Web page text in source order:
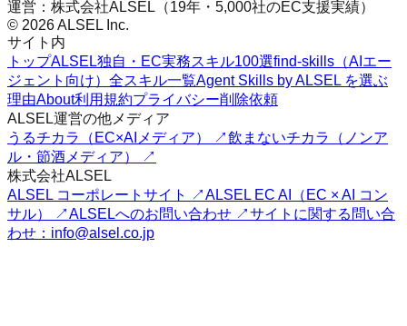
運営：株式会社ALSEL（19年・5,000社のEC支援実績）
© 2026 ALSEL Inc.
サイト内
トップALSEL独自・EC実務スキル100選find-skills（AIエー
ジェント向け） 全スキル一覧Agent Skills by ALSEL を選ぶ
理由About利用規約プライバシー削除依頼
ALSEL運営の他メディア
うるチカラ（EC×AIメディア） ↗飲まないチカラ（ノンア
ル・節酒メディア） ↗
株式会社ALSEL
ALSEL コーポレートサイト ↗ALSEL EC AI（EC × AI コン
サル） ↗ALSELへのお問い合わせ ↗サイトに関する問い合
わせ：info@alsel.co.jp